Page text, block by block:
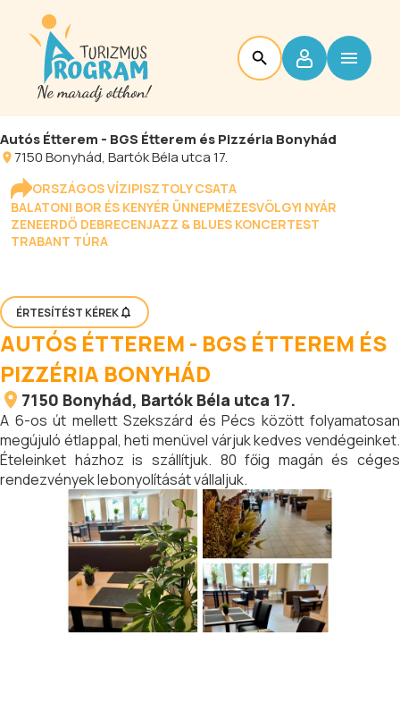
Autós Étterem - BGS Étterem és Pizzéria Bonyhád
7150Bonyhád, Bartók Béla utca 17.
ORSZÁGOS VÍZIPISZTOLY CSATA
BALATONI BOR ÉS KENYÉR ÜNNEPMÉZESVÖLGYI NYÁR
ZENEERDŐ DEBRECENJAZZ & BLUES KONCERTEST
TRABANT TÚRA
ÉRTESÍTÉST KÉREK
AUTÓS ÉTTEREM - BGS ÉTTEREM ÉS
PIZZÉRIA BONYHÁD
7150 Bonyhád, Bartók Béla utca 17.
A 6-os út mellett Szekszárd és Pécs között folyamatosan
megújuló étlappal, heti menüvel várjuk kedves vendégeinket.
Ételeinket házhoz is szállítjuk. 80 főig magán és céges
rendezvények lebonyolítását vállaljuk.